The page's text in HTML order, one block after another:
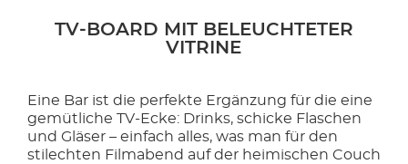
TV-BOARD MIT BELEUCHTETER
VITRINE
Eine Bar ist die perfekte Ergänzung für die eine
gemütliche TV-Ecke: Drinks, schicke Flaschen
und Gläser – einfach alles, was man für den
stilechten Filmabend auf der heimischen Couch